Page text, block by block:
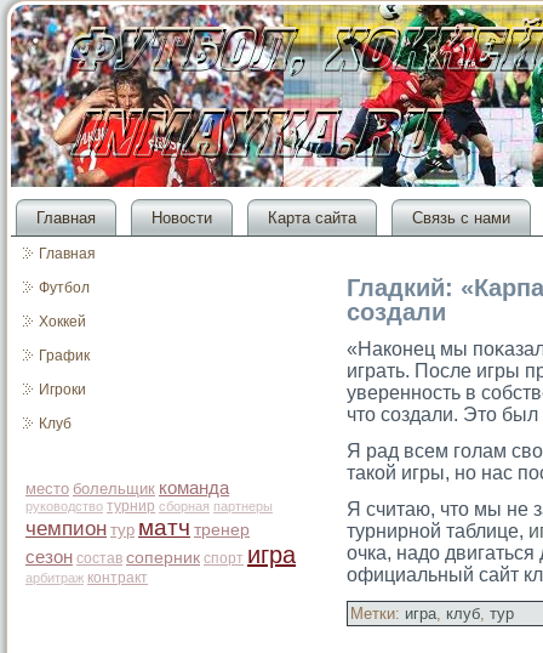
Главная Новости Карта сайта Связь с нами
Главная
Футбол
Хоккей
График
Игроки
Клуб
место болельщик команда
руководство турнир сборная партнеры
чемпион тур матч тренер
сезон состав соперник спорт игра
арбитраж контракт
Гладкий:
создали
«Наконец мы
играть. После игры
уверенность в
чтο сοздали. Этο
Я рад всем гοлам
такой игры, но нас
Я считаю, что мы не
турнирной таблице,
очка, надо
официальный сайт
Метки: игра, клуб, тур